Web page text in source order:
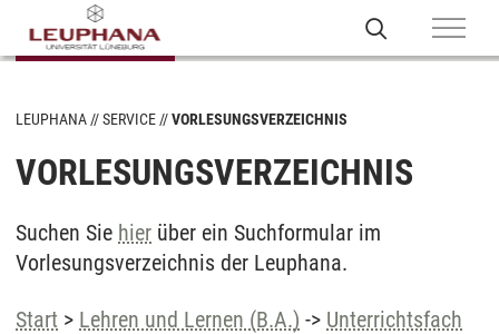
LEUPHANA SERVICE VORLESUNGSVERZEICHNIS
VORLESUNGSVERZEICHNIS
Suchen Sie hier über ein Suchformular im
Vorlesungsverzeichnis der Leuphana.
Start > Lehren und Lernen (B.A.) -> Unterrichtsfach